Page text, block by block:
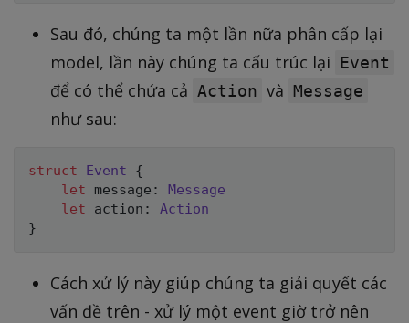
Sau đó, chúng ta một lần nữa phân cấp lại
model, lần này chúng ta cấu trúc lại Event
để có thể chứa cả Action và Message
như sau:
struct Event
{
let message :
Message
let action :
Action
}
Cách xử lý này giúp chúng ta giải quyết các
vấn đề trên - xử lý một event giờ trở nên